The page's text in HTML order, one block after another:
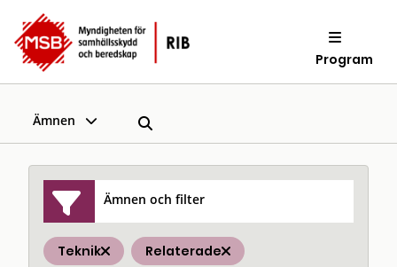
Program
Ämnen
Ämnen och filter
Teknik Relaterade